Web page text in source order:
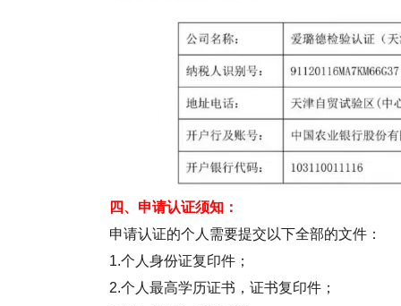
四、申请认证须知：
申请认证的个人需要提交以下全部的文件：
1.个人身份证复印件；
2.个人最高学历证书，证书复印件；